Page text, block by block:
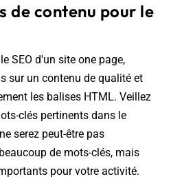
de contenu pour le
SEO d'un site one page,
sur un contenu de qualité et
les balises HTML. Veillez
clés pertinents dans le
serez peut-être pas
de mots-clés, mais
pour votre activité.